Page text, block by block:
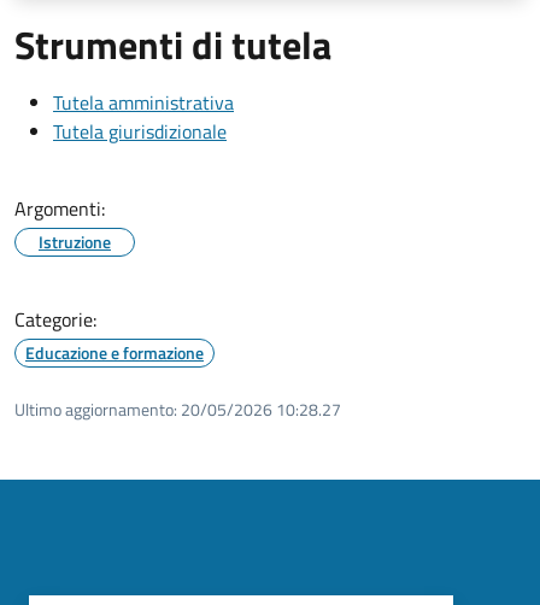
Strumenti di tutela
Tutela amministrativa
Tutela giurisdizionale
Argomenti:
Istruzione
Categorie:
Educazione e formazione
Ultimo aggiornamento: 20/05/2026 10:28.27